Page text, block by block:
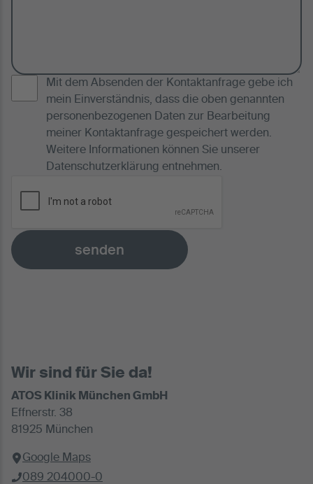
Mit dem Absenden der Kontaktanfrage gebe ich
mein Einverständnis, dass die oben genannten
personenbezogenen Daten zur Bearbeitung
meiner Kontaktanfrage gespeichert werden.
Weitere Informationen können Sie unserer
Datenschutzerklärung entnehmen.
senden
Wir sind für Sie da!
ATOS Klinik München GmbH
Effnerstr. 38
81925 München
Google Maps
089 204000-0